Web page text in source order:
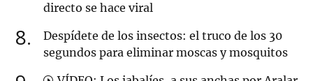
directo se hace viral
8
Despídete de los insectos: el truco de los 30
segundos para eliminar moscas y mosquitos